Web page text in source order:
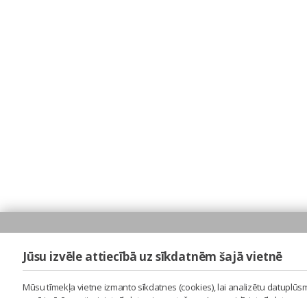
Jūsu izvēle attiecībā uz sīkdatnēm šajā vietnē
Mūsu tīmekļa vietne izmanto sīkdatnes (cookies), lai analizētu